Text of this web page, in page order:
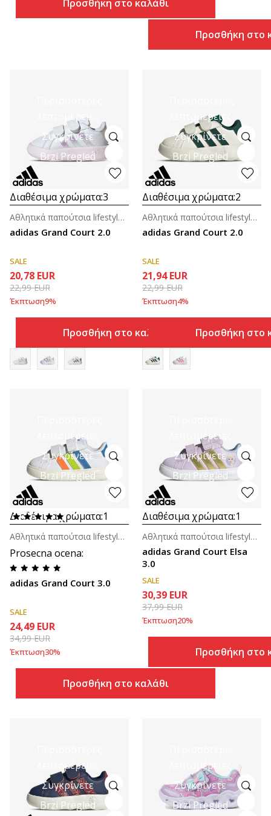
Προσθήκη στο καλάθι
Προσθήκη στο
λεπτομέρειες
Συγκρίνετε
Brzi Pregled
Διαθέσιμα χρώματα:3
adidas Grand Court 2.0
Αθλητικά παπούτσια lifestyle για βρέφη
SALE
20,78 EUR
22,99EUR
Έκπτωση9%
Προσθήκη στο καλάθι
λεπτομέρειες
Συγκρίνετε
Brzi Pregled
Διαθέσιμα χρώματα:2
adidas Grand Court 2.0
Αθλητικά παπούτσια lifestyle για βρέφη
SALE
21,94 EUR
22,99EUR
Έκπτωση4%
Προσθήκη στο
λεπτομέρειες
Συγκρίνετε
Brzi Pregled
Διαθέσιμα χρώματα:1
Prosecna ocena:
adidas Grand Court 3.0
Αθλητικά παπούτσια lifestyle για βρέφη
SALE
24,49 EUR
34,99EUR
Έκπτωση30%
Προσθήκη στο καλάθι
λεπτομέρειες
Συγκρίνετε
Brzi Pregled
Διαθέσιμα χρώματα:1
adidas Grand Court Elsa
3.0
Αθλητικά παπούτσια lifestyle για βρέφη
SALE
30,39 EUR
37,99EUR
Έκπτωση20%
Προσθήκη στο
λεπτομέρειες
Συγκρίνετε
Brzi Pregled
λεπτομέρειες
Συγκρίνετε
Brzi Pregled